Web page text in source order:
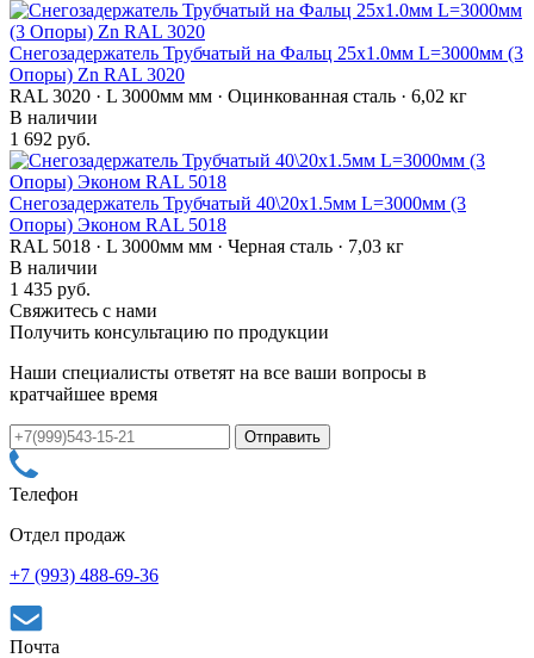
Снегозадержатель Трубчатый на Фальц 25х1.0мм L=3000мм (3
Опоры) Zn RAL 3020
RAL 3020 · L 3000мм мм · Оцинкованная сталь · 6,02 кг
В наличии
1 692 руб.
Снегозадержатель Трубчатый 40\20х1.5мм L=3000мм (3
Опоры) Эконом RAL 5018
RAL 5018 · L 3000мм мм · Черная сталь · 7,03 кг
В наличии
1 435 руб.
Свяжитесь с нами
Получить консультацию по продукции
Наши специалисты ответят на все ваши вопросы в
кратчайшее время
Телефон
Отдел продаж
+7 (993) 488-69-36
Почта